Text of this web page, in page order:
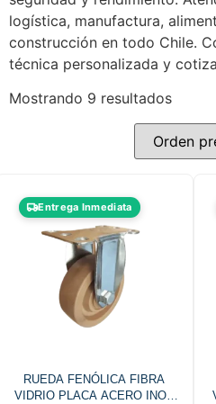
logística, manufactura,
construcción en todo Chile.
técnica personalizada y
Mostrando 9 resultados
Entrega Inmediata
RUEDA FENÓLICA FIBRA
VIDRIO PLACA ACERO INOX